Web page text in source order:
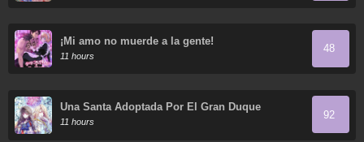
¡Mi amo no muerde a la gente!
11 hours
48
Una Santa Adoptada Por El Gran Duque
11 hours
92